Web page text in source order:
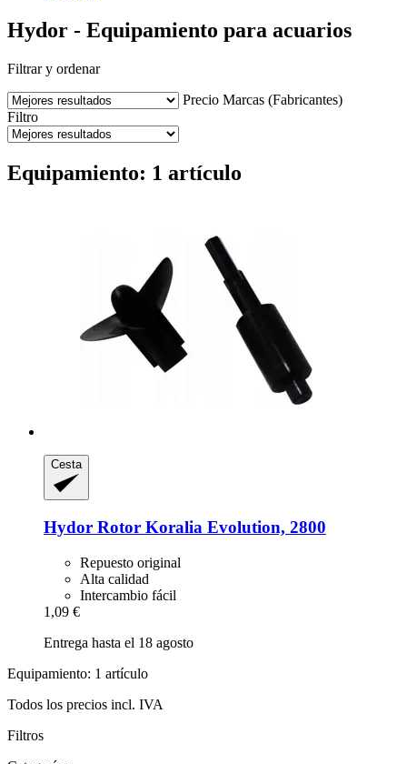
Hydor - Equipamiento para acuarios
Filtrar y ordenar
Precio Marcas (Fabricantes)
Filtro
Equipamiento: 1 artículo
Cesta
Hydor Rotor Koralia Evolution, 2800
Repuesto original
Alta calidad
Intercambio fácil
1,09 €
Entrega hasta el 18 agosto
Equipamiento: 1 artículo
Todos los precios incl. IVA
Filtros